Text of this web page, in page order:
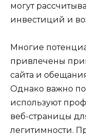
могут
инвестиций и
Многие
привлечены
сайта и
Однако важно
используют
веб-страницы
легитимности.